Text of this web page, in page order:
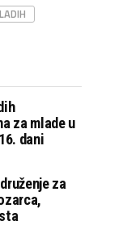
za mlade u
dani
za